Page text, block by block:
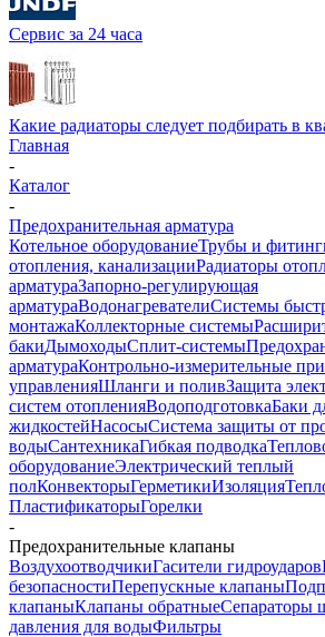
Сервис за 24 часа
Какие радиаторы следует подбирать в
Главная
-
Каталог
-
Предохранительная арматура
Котельное оборудованиеТрубы и
отопления, канализацииРадиаторы
арматураЗапорно-регулирующая
арматураВодонагревателиСистемы
монтажаКоллекторные системы
бакиДымоходыСплит-системы
арматураКонтрольно-измерительные
управленияШланги и поливЗащита
систем отопленияВодоподготовкаБаки
жидкостейНасосыСистема защиты от
водыСантехникаГибкая подводка
оборудованиеЭлектрический теплый
полКонвекторыГерметикиИзоляция
ПластификаторыГорелки
-
Предохранительные клапаны
ВоздухоотводчикиГасители гидроударов
безопасностиПерепускные клапаны
клапаныКлапаны обратныеСепараторы
давления для водыФильтры